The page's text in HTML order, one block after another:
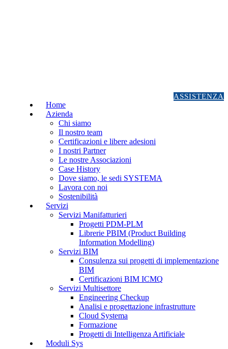
ASSISTENZA
Home
Azienda
Chi siamo
Il nostro team
Certificazioni e libere adesioni
I nostri Partner
Le nostre Associazioni
Case History
Dove siamo, le sedi SYSTEMA
Lavora con noi
Sostenibilità
Servizi
Servizi Manifatturieri
Progetti PDM-PLM
Librerie PBIM (Product Building
Information Modelling)
Servizi BIM
Consulenza sui progetti di implementazione
BIM
Certificazioni BIM ICMQ
Servizi Multisettore
Engineering Checkup
Analisi e progettazione infrastrutture
Cloud Systema
Formazione
Progetti di Intelligenza Artificiale
Moduli Sys